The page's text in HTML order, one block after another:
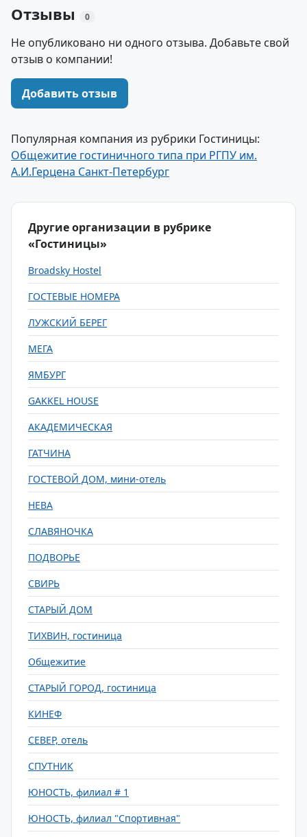
Отзывы 0
Не опубликовано ни одного отзыва. Добавьте свой
отзыв о компании!
Добавить отзыв
Популярная компания из рубрики Гостиницы:
Общежитие гостиничного типа при РГПУ им.
А.И.Герцена Санкт-Петербург
Другие организации в рубрике
«Гостиницы»
Broadsky Hostel
ГОСТЕВЫЕ НОМЕРА
ЛУЖСКИЙ БЕРЕГ
МЕГА
ЯМБУРГ
GAKKEL HOUSE
АКАДЕМИЧЕСКАЯ
ГАТЧИНА
ГОСТЕВОЙ ДОМ, мини-отель
НЕВА
СЛАВЯНОЧКА
ПОДВОРЬЕ
СВИРЬ
СТАРЫЙ ДОМ
ТИХВИН, гостиница
Общежитие
СТАРЫЙ ГОРОД, гостиница
КИНЕФ
СЕВЕР, отель
СПУТНИК
ЮНОСТЬ, филиал # 1
ЮНОСТЬ, филиал "Спортивная"